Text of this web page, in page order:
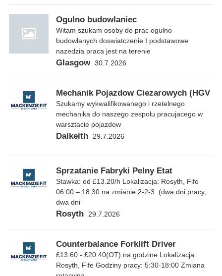
Ogulno budowlaniec
Witam szukam osoby do prac ogulno
budowlanych doswiatczenie I podstawowe
nazedzia praca jest na terenie
Glasgow 30.7.2026
Mechanik Pojazdow Ciezarowych (HGV
Szukamy wykwalifikowanego i rzetelnego
mechanika do naszego zespołu pracujacego w
warsztacie pojazdow
Dalkeith 29.7.2026
Sprzatanie Fabryki Pelny Etat
Stawka: od £13.20/h Lokalizacja: Rosyth, Fife
06:00 – 18:30 na zmianie 2-2-3. (dwa dni pracy,
dwa dni
Rosyth 29.7.2026
Counterbalance Forklift Driver
£13.60 - £20.40(OT) na godzine Lokalizacja:
Rosyth, Fife Godziny pracy: 5:30-18:00 Zmiana